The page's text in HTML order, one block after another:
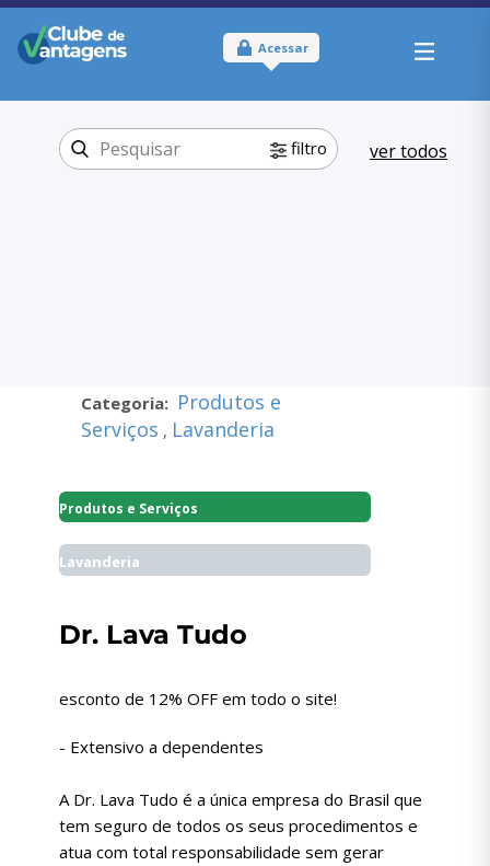
Acessar
filtro ver todos
Categoria: Produtos e
Serviços , Lavanderia
Produtos e Serviços
Lavanderia
Dr. Lava Tudo
esconto de 12% OFF em todo o site!
- Extensivo a dependentes
A Dr. Lava Tudo é a única empresa do Brasil que
tem seguro de todos os seus procedimentos e
atua com total responsabilidade sem gerar